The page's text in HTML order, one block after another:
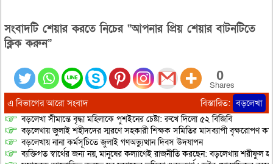
সংবাদটি শেয়ার করতে নিচের “আপনার প্রিয় শেয়ার বাটনটিতে
ক্লিক করুন”
0
Shares
এ বিভাগের আরো সংবাদ বিস্তারিত: বড়লেখা
বড়লেখা সীমান্তে বৃদ্ধা মহিলাকে পুশইনের চেষ্টা: রুখে দিলো ৫২ বিজিবি
বড়লেখায় জুলাই শহীদদের স্মরণে সহকারী শিক্ষক সমিতির মাসব্যাপী বৃক্ষরোপণ
বড়লেখায় নানা কর্মসূচিতে জুলাই গণঅভ্যুত্থান দিবস উদযাপন
ব্যক্তিগত স্বার্থের জন্য নয়, মানুষের কল্যাণেই রাজনীতি করছেন: বড়লেখায় শরীফুল